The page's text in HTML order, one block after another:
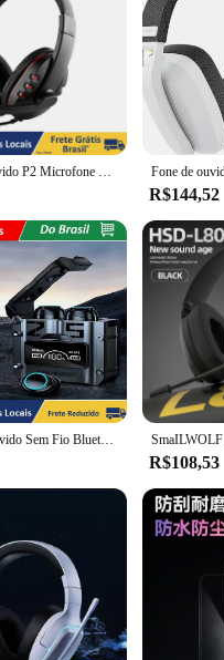
elevate your gaming to new
Fone de Ouvido P2 Microfone Fone de Ouvido Para ps4 de Jogo Com Fio
R$144,52
Fone De Ouvido Sem Fio Bluetooth M25 TWS Com Controle De Toque Redução De Ruído Estéreo Para Jogos Microfone - Neverdie Store
R$108,53